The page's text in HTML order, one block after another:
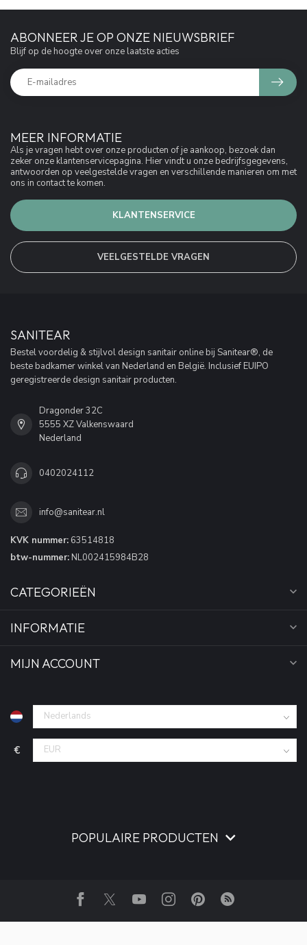
MEER INFORMATIE
Als je vragen hebt over onze producten of je aankoop, bezoek dan
zeker onze klantenservicepagina. Hier vindt u onze bedrijfsgegevens,
antwoorden op veelgestelde vragen en verschillende manieren om met
ons in contact te komen.
KLANTENSERVICE
VEELGESTELDE VRAGEN
ABONNEER JE OP ONZE NIEUWSBRIEF
Blijf op de hoogte over onze laatste acties
SANITEAR
Bestel voordelig & stijlvol design sanitair online bij Sanitear®, de
beste badkamer winkel van Nederland en België. Inclusief EUIPO
geregistreerde design sanitair producten.
Dragonder 32C
5555 XZ Valkenswaard
Nederland
0402024112
info@sanitear.nl
KVK nummer: 63514818
btw-nummer: NL002415984B28
CATEGORIEËN
INFORMATIE
MIJN ACCOUNT
€
POPULAIRE PRODUCTEN